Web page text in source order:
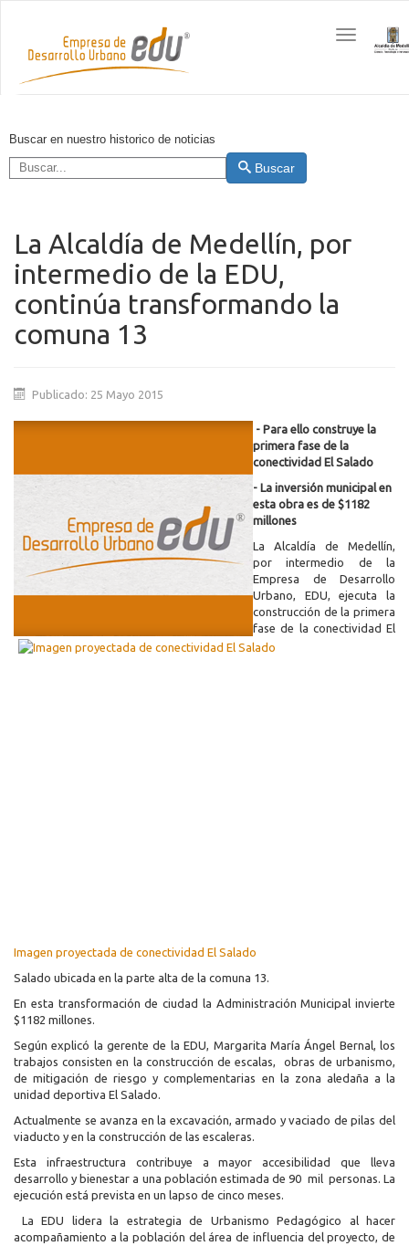
Toggle
navigation
Buscar en nuestro historico de noticias
Buscar
La Alcaldía de Medellín, por
intermedio de la EDU,
continúa transformando la
comuna 13
Publicado: 25 Mayo 2015
- Para ello construye la
primera fase de la
conectividad El Salado
- La inversión municipal en
esta obra es de $1182
millones
Imagen proyectada de conectividad El Salado
La Alcaldía de Medellín,
por intermedio de la
Empresa de Desarrollo
Urbano, EDU, ejecuta la
construcción de la primera
fase de la conectividad El
Salado ubicada en la parte alta de la comuna 13.
En esta transformación de ciudad la Administración Municipal invierte
$1182 millones.
Según explicó la gerente de la EDU, Margarita María Ángel Bernal, los
trabajos consisten en la construcción de escalas, obras de urbanismo,
de mitigación de riesgo y complementarias en la zona aledaña a la
unidad deportiva El Salado.
Actualmente se avanza en la excavación, armado y vaciado de pilas del
viaducto y en la construcción de las escaleras.
Esta infraestructura contribuye a mayor accesibilidad que lleva
desarrollo y bienestar a una población estimada de 90 mil personas. La
ejecución está prevista en un lapso de cinco meses.
La EDU lidera la estrategia de Urbanismo Pedagógico al hacer
acompañamiento a la población del área de influencia del proyecto, de